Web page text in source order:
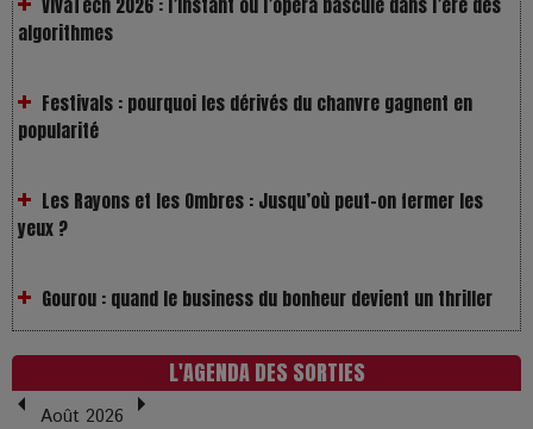
popularité
LOL 2.0 : aimer, grandir et se comprendre à l’ère des
réseaux
L'AGENDA DES SORTIES
Août 2026